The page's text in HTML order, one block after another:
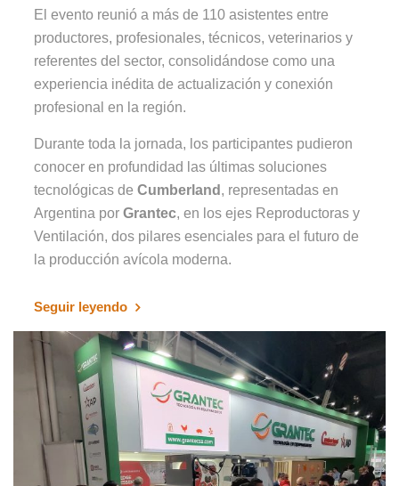
El evento reunió a más de 110 asistentes entre
productores, profesionales, técnicos, veterinarios y
referentes del sector, consolidándose como una
experiencia inédita de actualización y conexión
profesional en la región.
Durante toda la jornada, los participantes pudieron
conocer en profundidad las últimas soluciones
tecnológicas de Cumberland , representadas en
Argentina por Grantec, en los ejes Reproductoras y
Ventilación, dos pilares esenciales para el futuro de
la producción avícola moderna.
Seguir leyendo